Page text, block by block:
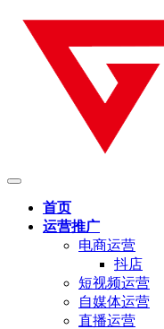
首页
运营推广
电商运营
抖店
短视频运营
自媒体运营
直播运营